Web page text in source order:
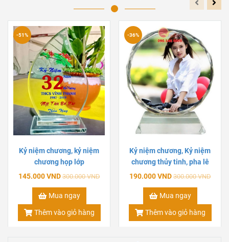
Kỷ niệm chương, kỷ niệm
chương họp lớp
145.000 VND 300.000 VND
-51%
Mua ngay
Thêm vào giỏ hàng
Kỷ niệm chương, Kỷ niệm
chương thủy tinh, pha lê
190.000 VND 300.000 VND
-36%
Mua ngay
Thêm vào giỏ hàng